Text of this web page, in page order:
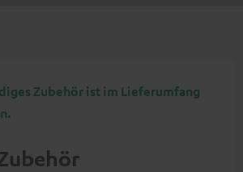
Zubehör ist im Lieferumfang